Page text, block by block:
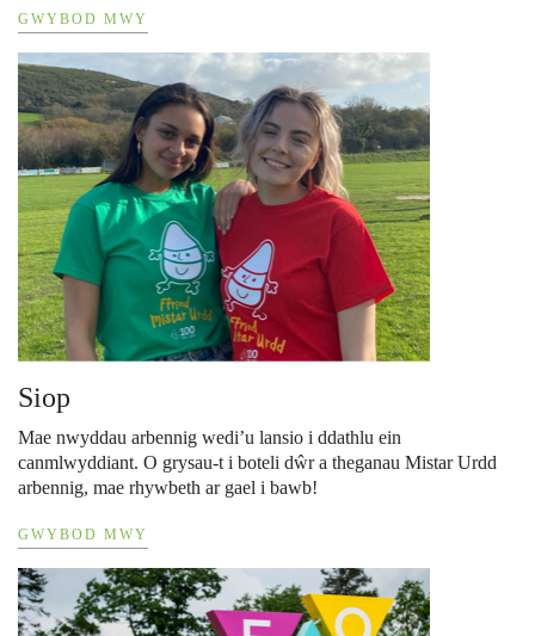
GWYBOD MWY
Siop
Mae nwyddau arbennig wedi’u lansio i ddathlu ein
canmlwyddiant. O grysau-t i boteli dŵr a theganau Mistar Urdd
arbennig, mae rhywbeth ar gael i bawb!
GWYBOD MWY